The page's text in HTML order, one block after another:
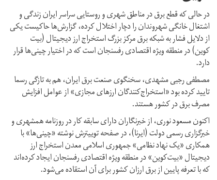
در حالی که قطع برق در مناطق شهری و روستایی سراسر ایران زندگی و
اشتغال خانگی شهروندان را دچار اختلال کرده، گزارش‌ها حاکیست یکی
از دلایل فشار به شبکه برق مرکز بزرگ استخراج ارز دیجیتال (بیت
کوین) در منطقه ویژه اقتصادی رفسنجان است که در اختیار چینی‌ها قرار
دارد.
مصطفی رجبی مشهدی، سخنگوی صنعت برق ایران، هم به تازگی رسما
تایید کرده بود «استخراج‌کنندگان ارزهای مجازی» از عوامل افزایش
مصرف برق در کشور هستند.
اکنون مسعود نوری،‌ از خبرنگاران دارای سابقه کار در روزنامه همشهری و
خبرگزاری رسمی دولت (ایرنا)،‌ در صفحه توییترش نوشته «چینی‌ها» با
همکاری «یک نهاد نظامی» جمهوری اسلامی معدن استخراج ارز
دیجیتال «بیت‌کوین» در منطقه ویژه اقتصادی رفسنجان ایجاد کرده‌اند
که با تعرفه پایین از برق ارزان کشور برای آن استقاده می‌شود.